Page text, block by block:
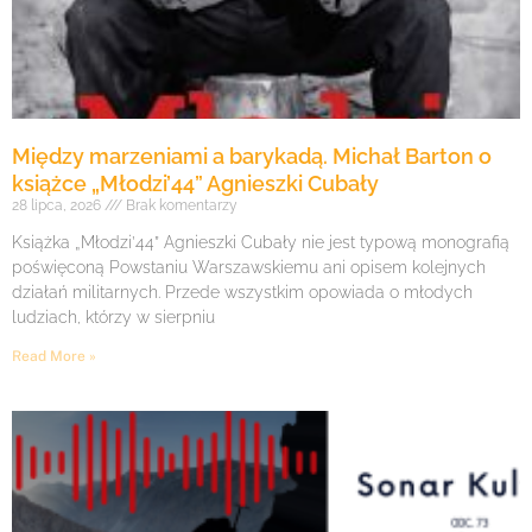
Między marzeniami a barykadą. Michał Barton o
książce „Młodzi’44” Agnieszki Cubały
28 lipca, 2026 Brak komentarzy
Książka „Młodzi’44” Agnieszki Cubały nie jest typową monografią
poświęconą Powstaniu Warszawskiemu ani opisem kolejnych
działań militarnych. Przede wszystkim opowiada o młodych
ludziach, którzy w sierpniu
Read More »